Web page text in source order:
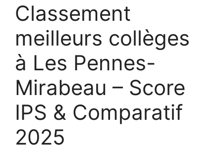
Classement
meilleurs collèges
à Les Pennes-
Mirabeau – Score
IPS & Comparatif
2025